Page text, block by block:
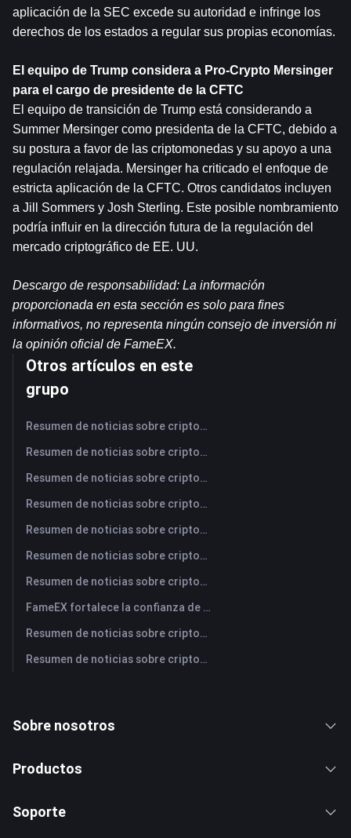
aplicación de la SEC excede su autoridad e infringe los
derechos de los estados a regular sus propias economías.
El equipo de Trump considera a Pro-Crypto Mersinger
para el cargo de presidente de la CFTC
El equipo de transición de Trump está considerando a
Summer Mersinger como presidenta de la CFTC, debido a
su postura a favor de las criptomonedas y su apoyo a una
regulación relajada. Mersinger ha criticado el enfoque de
estricta aplicación de la CFTC. Otros candidatos incluyen
a Jill Sommers y Josh Sterling. Este posible nombramiento
podría influir en la dirección futura de la regulación del
mercado criptográfico de EE. UU.
Descargo de responsabilidad: La información
proporcionada en esta sección es solo para fines
informativos, no representa ningún consejo de inversión ni
la opinión oficial de FameEX.
Otros artículos en este
grupo
Resumen de noticias sobre criptomonedas de FameEX de hoy | 6 de agosto de 2026
Resumen de noticias sobre criptomonedas de FameEX de hoy | 5 de agosto de 2026
Resumen de noticias sobre criptomonedas de FameEX de hoy | 4 de agosto de 2026
Resumen de noticias sobre criptomonedas de FameEX de hoy | 3 de agosto de 2026
Resumen de noticias sobre criptomonedas de FameEX de hoy | 31 de julio de 2026
Resumen de noticias sobre criptomonedas de FameEX de hoy | 30 de julio de 2026
Resumen de noticias sobre criptomonedas de FameEX de hoy | 29 de julio de 2026
FameEX fortalece la confianza de los usuarios a través de ocho años de operaciones estables y crecimiento global
Resumen de noticias sobre criptomonedas de FameEX de hoy | 28 de julio de 2026
Resumen de noticias sobre criptomonedas de FameEX de hoy | 27 de julio de 2026
Sobre nosotros
Productos
Soporte